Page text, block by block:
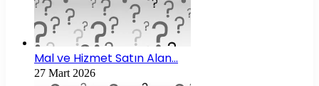
Mal ve Hizmet Satın Alan…
27 Mart 2026